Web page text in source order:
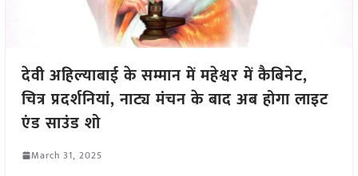
देवी अहिल्याबाई के सम्मान में महेश्वर में कैबिनेट,
चित्र प्रदर्शनियां, नाट्य मंचन के बाद अब होगा लाइट
एंड साउंड शो
March 31, 2025